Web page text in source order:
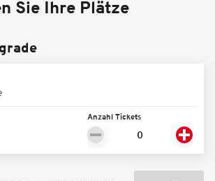
Sie Ihre Plätze
Anzahl Tickets